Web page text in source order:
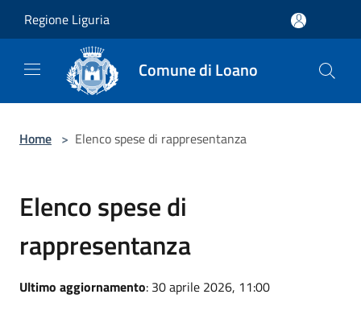
Regione Liguria
Comune di Loano
Home > Elenco spese di rappresentanza
Elenco spese di
rappresentanza
Ultimo aggiornamento: 30 aprile 2026, 11:00